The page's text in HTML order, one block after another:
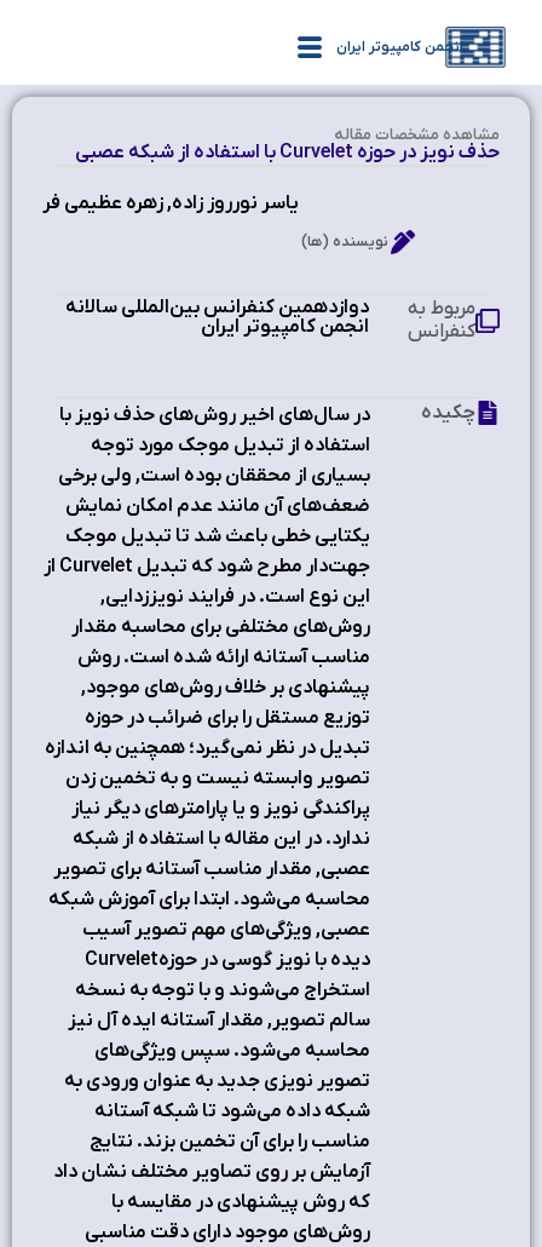
انجمن کامپیوتر ایران
مشاهده‌ مشخصات مقاله
حذف نویز در حوزه Curvelet با استفاده از شبکه عصبی
یاسر نورروز زاده, زهره عظیمی فر
نویسنده (ها)
دوازدهمین کنفرانس بین‌المللی سالانه
انجمن کامپیوتر ایران
مربوط به
کنفرانس
در سال‌های اخیر روش‌های حذف نویز با
استفاده از تبدیل موجک مورد توجه
بسیاری از محققان بوده است, ولی برخی
ضعف‌های آن مانند عدم امکان نمایش
یکتایی خطی باعث شد تا تبدیل موجک
جهت‌دار مطرح شود که تبدیل Curvelet از
این نوع است. در فرایند نویززدایی,
روش‌های مختلفی برای محاسبه مقدار
مناسب آستانه ارائه شده است. روش
پیشنهادی بر خلاف روش‌های موجود,
توزیع مستقل را برای ضرائب در حوزه
تبدیل در نظر نمی‌گیرد؛ همچنین به اندازه
تصویر وابسته نیست و به تخمین زدن
پراکندگی نویز و یا پارامترهای دیگر نیاز
ندارد. در این مقاله با استفاده از شبکه
عصبی, مقدار مناسب آستانه برای تصویر
محاسبه می‌شود. ابتدا برای آموزش شبکه
عصبی, ویژگی‌های مهم تصویر آسیب
دیده با نویز گوسی در حوزهCurvelet
استخراج می‌شوند و با توجه به نسخه
سالم تصویر, مقدار آستانه ایده آل نیز
محاسبه می‌شود. سپس ویژگی‌های
تصویر نویزی جدید به عنوان ورودی به
شبکه داده می‌شود تا شبکه آستانه
مناسب را برای آن تخمین بزند. نتایج
آزمایش بر روی تصاویر مختلف نشان داد
که روش پیشنهادی در مقایسه با
روش‌های موجود دارای دقت مناسبی
چکیده